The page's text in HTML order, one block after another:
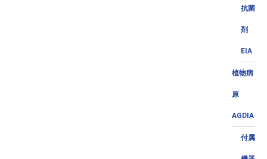
抗菌
剤
EIA
植物病
原
AGDIA
付属